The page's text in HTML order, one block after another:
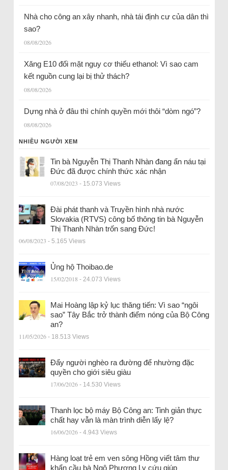
Nhà cho công an xây nhanh, nhà tái định cư của dân thì
sao?
08/08/2026
Xăng E10 đối mặt nguy cơ thiếu ethanol: Vì sao cam
kết nguồn cung lại bị thử thách?
08/08/2026
Dựng nhà ở đâu thì chính quyền mới thôi “dòm ngó”?
08/08/2026
NHIỀU NGƯỜI XEM
Tin bà Nguyễn Thị Thanh Nhàn đang ẩn náu tại
Đức đã được chính thức xác nhận
07/08/2023 - 15.073 Views
Đài phát thanh và Truyền hình nhà nước
Slovakia (RTVS) công bố thông tin bà Nguyễn
Thị Thanh Nhàn trốn sang Đức!
06/08/2023 - 5.165 Views
Ủng hộ Thoibao.de
15/02/2018 - 24.073 Views
Mai Hoàng lập kỷ lục thăng tiến: Vì sao “ngôi
sao” Tây Bắc trở thành điểm nóng của Bộ Công
an?
11/05/2026 - 18.513 Views
Đẩy người nghèo ra đường để nhường đặc
quyền cho giới siêu giàu
17/06/2026 - 14.530 Views
Thanh lọc bộ máy Bộ Công an: Tinh giản thực
chất hay vẫn là màn trình diễn lấy lệ?
16/06/2026 - 4.943 Views
Hàng loạt trẻ em ven sông Hồng viết tâm thư
khẩn cầu bà Ngô Phương Ly cứu giúp